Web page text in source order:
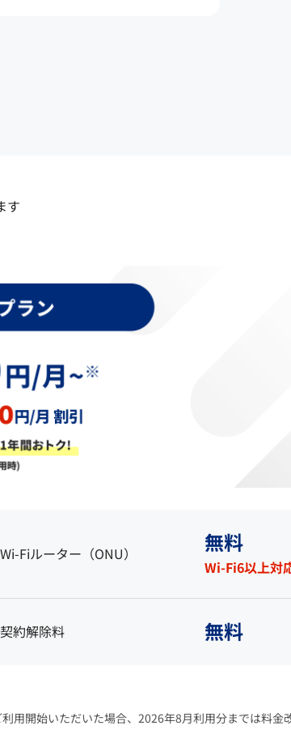
す
Wi-Fiルーター （ONU） 無料
Wi-Fi6以上対
契約解除料 無料
用開始いただいた場合、2026年8月利用分までは料金